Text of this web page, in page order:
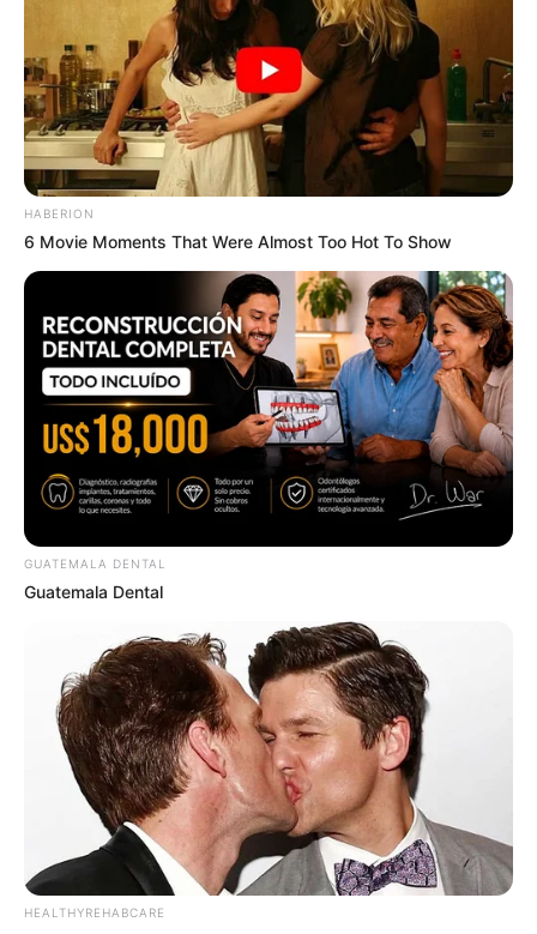
HABERION
6 Movie Moments That Were Almost Too Hot To Show
GUATEMALA DENTAL
Guatemala Dental
HEALTHYREHABCARE